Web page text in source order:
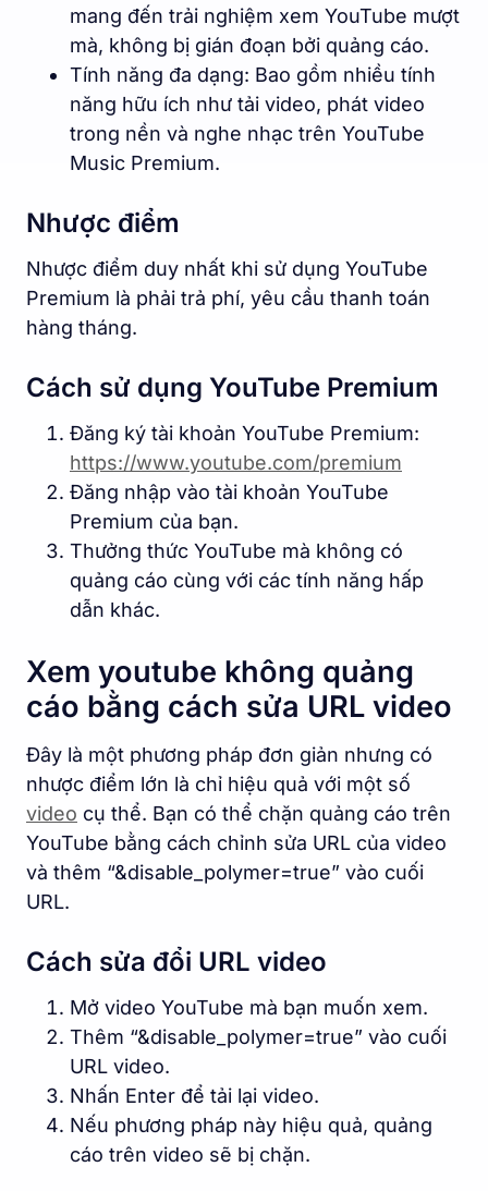
mang đến trải nghiệm xem YouTube mượt
mà, không bị gián đoạn bởi quảng cáo.
Tính năng đa dạng: Bao gồm nhiều tính
năng hữu ích như tải video, phát video
trong nền và nghe nhạc trên YouTube
Music Premium.
Nhược điểm
Nhược điểm duy nhất khi sử dụng YouTube
Premium là phải trả phí, yêu cầu thanh toán
hàng tháng.
Cách sử dụng YouTube Premium
Đăng ký tài khoản YouTube Premium:
https://www.youtube.com/premium
Đăng nhập vào tài khoản YouTube
Premium của bạn.
Thưởng thức YouTube mà không có
quảng cáo cùng với các tính năng hấp
dẫn khác.
Xem youtube không quảng
cáo bằng cách sửa URL video
Đây là một phương pháp đơn giản nhưng có
nhược điểm lớn là chỉ hiệu quả với một số
video cụ thể. Bạn có thể chặn quảng cáo trên
YouTube bằng cách chỉnh sửa URL của video
và thêm “&disable_polymer=true” vào cuối
URL.
Cách sửa đổi URL video
Mở video YouTube mà bạn muốn xem.
Thêm “&disable_polymer=true” vào cuối
URL video.
Nhấn Enter để tải lại video.
Nếu phương pháp này hiệu quả, quảng
cáo trên video sẽ bị chặn.